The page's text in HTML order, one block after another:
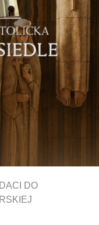
Osiedle
Serca Pana
DO